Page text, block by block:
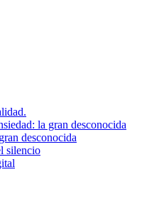
la gran desconocida
desconocida
silencio